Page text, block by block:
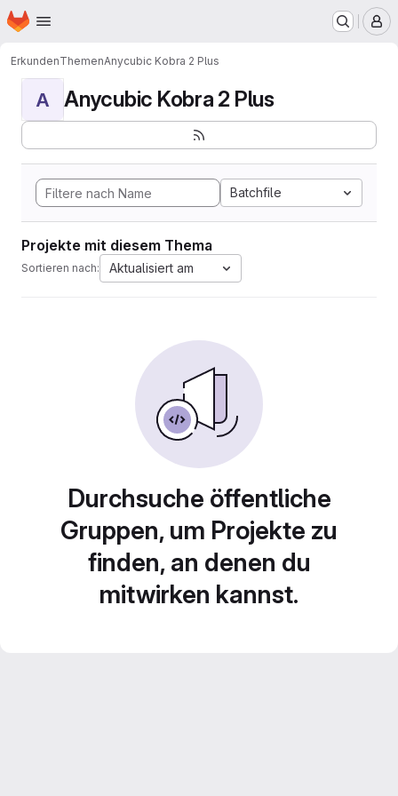
Zum Hauptinhalt springen
Startseite
ErkundenThemenAnycubic Kobra 2 Plus
A Anycubic Kobra 2 Plus
Batchfile
Projekte mit diesem Thema
Sortieren nach: Aktualisiert am
Durchsuche öffentliche
Gruppen, um Projekte zu
finden, an denen du
mitwirken kannst.